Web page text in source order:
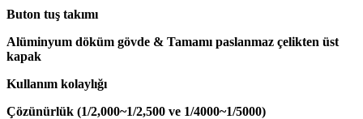
Buton tuş takımı
Alüminyum döküm gövde & Tamamı paslanmaz çelikten üst
kapak
Kullanım kolaylığı
Çözünürlük (1/2,000~1/2,500 ve 1/4000~1/5000)